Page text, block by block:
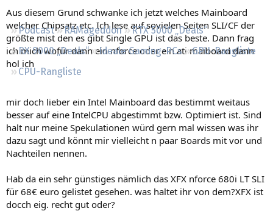
Podcast RAMageddon
RTX 5000 „Deals“
RX 9000 „Deals“
Ideale Gaming-PCs
GPU-Rangliste
CPU-Rangliste
Aus diesem Grund schwanke ich jetzt welches Mainboard
welcher Chipsatz etc. Ich lese auf sovielen Seiten SLI/CF der
größte mist den es gibt Single GPU ist das beste. Dann frag
ich mich wofür dann ein nforce oder ein ati maiboard dann
hol ich
mir doch lieber ein Intel Mainboard das bestimmt weitaus
besser auf eine IntelCPU abgestimmt bzw. Optimiert ist. Sind
halt nur meine Spekulationen würd gern mal wissen was ihr
dazu sagt und könnt mir vielleicht n paar Boards mit vor und
Nachteilen nennen.
Hab da ein sehr günstiges nämlich das XFX nforce 680i LT SLI
für 68€ euro gelistet gesehen. was haltet ihr von dem?XFX ist
docch eig. recht gut oder?